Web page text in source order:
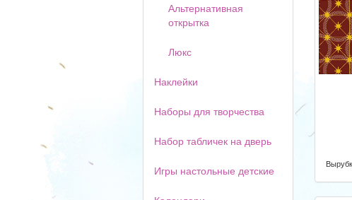
Альтернативная
открытка
Люкс
Наклейки
Наборы для творчества
Набор табличек на дверь
Игры настольные детские